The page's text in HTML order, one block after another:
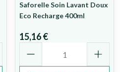
Saforelle Soin Lavant Doux
Eco Recharge 400ml
15,16 €